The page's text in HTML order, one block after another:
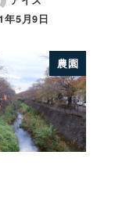
年5月9日
農園